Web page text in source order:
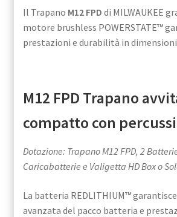
Il Trapano M12 FPD di MILWAUKEE
motore brushless POWERSTATE™
prestazioni e durabilità in
M12 FPD Trapano
compatto con
Dotazione: Trapano M12 FPD, 2
Caricabatterie e Valigetta HD Box o
La batteria REDLITHIUM™
avanzata del pacco batteria e